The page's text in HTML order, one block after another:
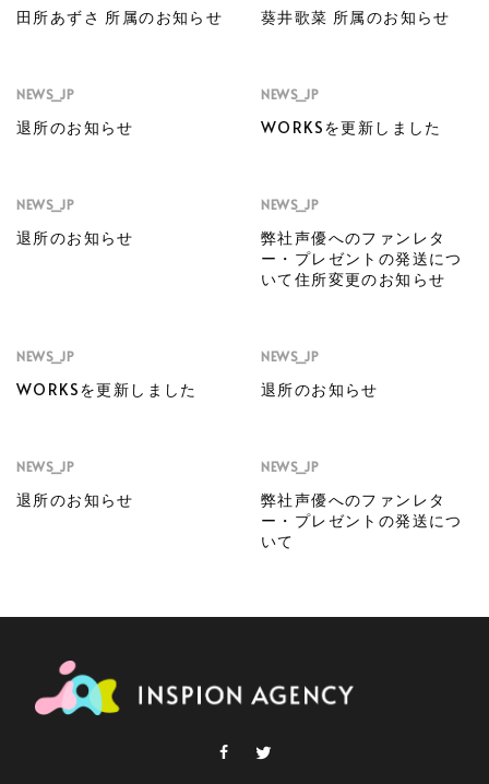
田所あずさ 所属のお知らせ 葵井歌菜 所属のお知らせ
NEWS_JP
退所のお知らせ
NEWS_JP
WORKSを更新しました
NEWS_JP
退所のお知らせ
NEWS_JP
弊社声優へのファンレタ
ー・プレゼントの発送につ
いて住所変更のお知らせ
NEWS_JP
WORKSを更新しました
NEWS_JP
退所のお知らせ
NEWS_JP
退所のお知らせ
NEWS_JP
弊社声優へのファンレタ
ー・プレゼントの発送につ
いて